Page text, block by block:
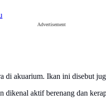
Advertisement
akuarium. Ikan ini disebut
aktif berenang dan